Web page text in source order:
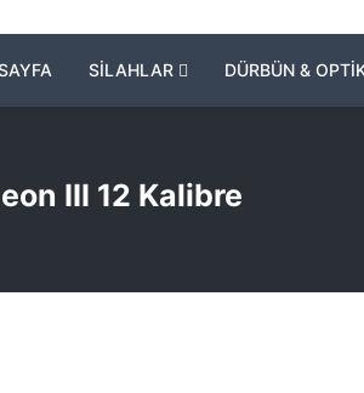
SİLAHLAR DÜRBÜN &
III 12 Kalibre